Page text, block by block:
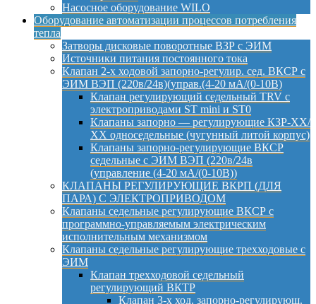
Насосное оборудование WILO
Оборудование автоматизации процессов потребления
тепла
Затворы дисковые поворотные ВЗР с ЭИМ
Источники питания постоянного тока
Клапан 2-х ходовой запорно-регулир. сед. ВКСР с
ЭИМ ВЭП (220в/24в)(управ.(4-20 мА/(0-10В)
Клапан регулирующий седельный TRV с
электроприводами ST mini и ST0
Клапаны запорно — регулирующие КЗР-ХХ/
ХХ односедельные (чугунный литой корпус)
Клапаны запорно-регулирующие ВКСР
седельные с ЭИМ ВЭП (220в/24в
(управление (4-20 мА/(0-10В))
КЛАПАНЫ РЕГУЛИРУЮЩИЕ ВКРП (ДЛЯ
ПАРА) С ЭЛЕКТРОПРИВОДОМ
Клапаны седельные регулирующие ВКСР с
программно-управляемым электрическим
исполнительным механизмом
Клапаны седельные регулирующие трехходовые с
ЭИМ
Клапан трехходовой седельный
регулирующий ВКТР
Клапан 3-х ход. запорно-регулирующ.